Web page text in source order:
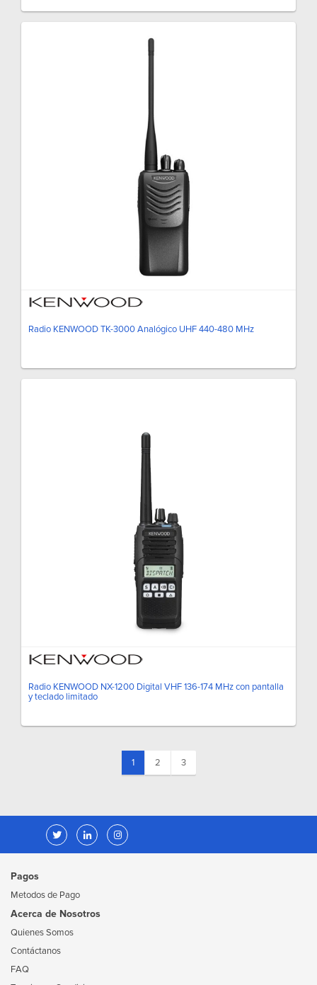
Radio KENWOOD TK-3000 Analógico UHF 440-480 MHz
Radio KENWOOD NX-1200 Digital VHF 136-174 MHz con pantalla
y teclado limitado
1(current)
2 3
Pagos
Metodos de Pago
Acerca de Nosotros
Quienes Somos
Contáctanos
FAQ